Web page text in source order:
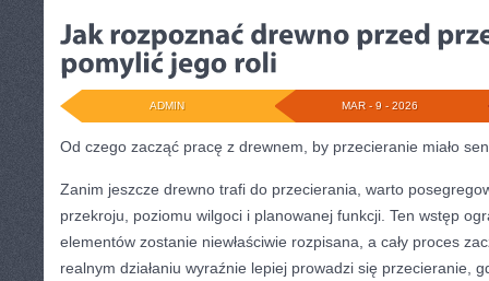
MAR - 9 - 2026
ADMIN
Od czego zacząć pracę z drewnem, by przecieranie miało
Zanim jeszcze drewno trafi do przecierania, warto
przekroju, poziomu wilgoci i planowanej funkcji. Ten wstęp
elementów zostanie niewłaściwie rozpisana, a cały proces
realnym działaniu wyraźnie lepiej prowadzi się przecieranie,